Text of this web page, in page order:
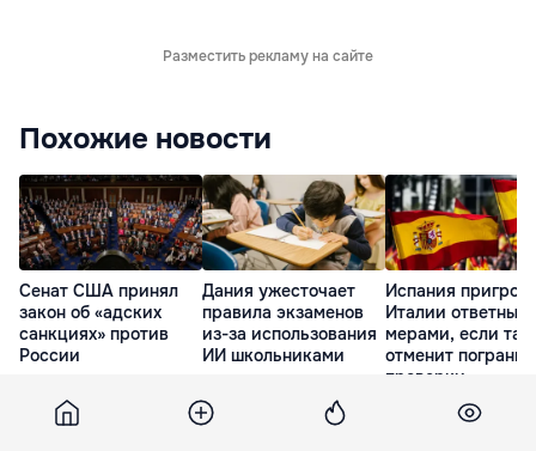
Разместить рекламу на сайте
Похожие новости
Сенат США принял
закон об «адских
санкциях» против
России
Дания ужесточает
правила экзаменов
из-за использования
ИИ школьниками
Испания
Италии
мерами, если та
отменит
проверки
5 часов назад